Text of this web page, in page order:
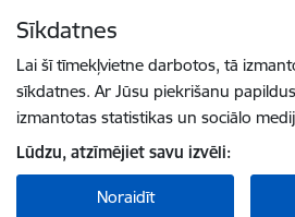
Sīkdatnes
Lai šī tīmekļvietne darbotos, tā
sīkdatnes. Ar Jūsu piekrišanu
izmantotas statistikas un sociālo
Lūdzu, atzīmējiet savu izvēli:
Noraidīt